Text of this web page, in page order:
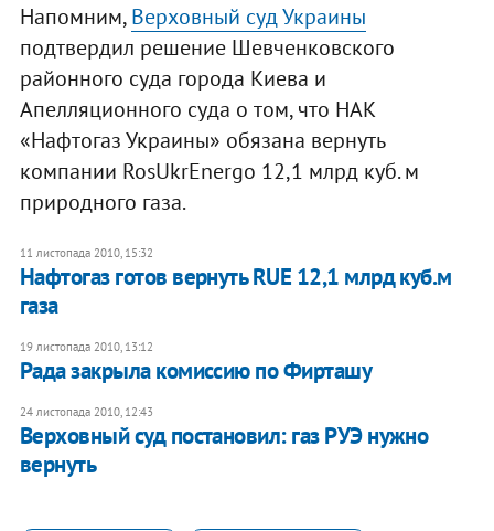
Напомним,Верховный суд Украины
подтвердил решение Шевченковского
районного суда города Киева и
Апелляционного суда о том, что НАК
«Нафтогаз Украины» обязана вернуть
компании RosUkrEnergo 12,1 млрд куб. м
природного газа.
11 листопада 2010, 15:32
Нафтогаз готов вернуть RUE 12,1 млрд куб.м
газа
19 листопада 2010, 13:12
Рада закрыла комиссию по Фирташу
24 листопада 2010, 12:43
​Верховный суд постановил: газ РУЭ нужно
вернуть